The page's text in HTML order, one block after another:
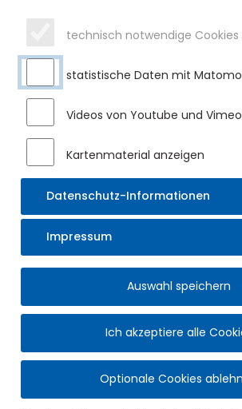
technisch notwendige Cookies
statistische Daten mit Matomo
Videos von Youtube und
Kartenmaterial anzeigen
Datenschutz-Informationen
Impressum
Auswahl speichern
Ich akzeptiere alle
Optionale Cookies